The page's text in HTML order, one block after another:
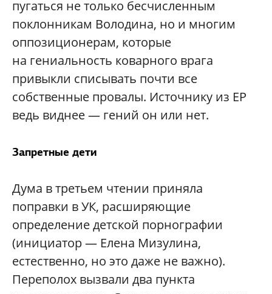
пугаться не только бесчисленным
поклонникам Володина, но и многим
оппозиционерам, которые
на гениальность коварного врага
привыкли списывать почти все
собственные провалы. Источнику из ЕР
ведь виднее — гений он или нет.
Запретные дети
Дума в третьем чтении приняла
поправки в УК, расширяющие
определение детской порнографии
(инициатор — Елена Мизулина,
естественно, но это даже не важно).
Переполох вызвали два пункта